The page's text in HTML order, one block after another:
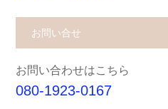
お問い合せ
お問い合わせはこちら
080-1923-0167